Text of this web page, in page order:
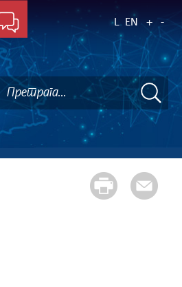
L EN + -